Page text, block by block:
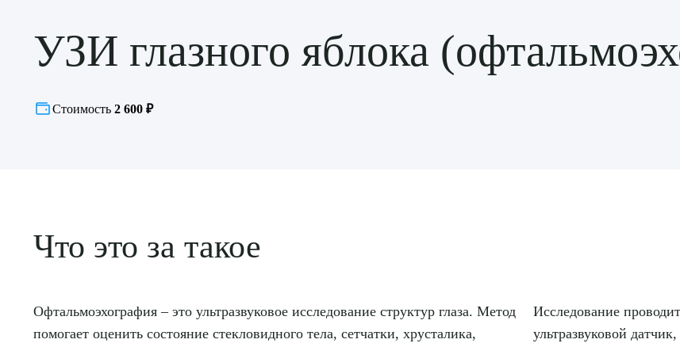
УЗИ глазного яблока
Стоимость 2 600 ₽
Что это за такое
Офтальмоэхография – это ультразвуковое исследование структур глаза. Метод
помогает оценить состояние стекловидного тела, сетчатки, хрусталика,
Исследование
ультразвуковой